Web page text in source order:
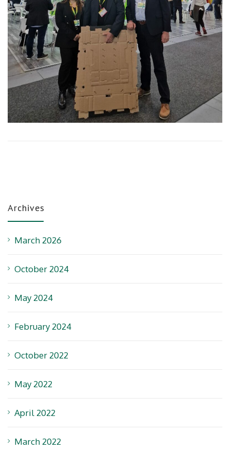
Archives
March 2026
October 2024
May 2024
February 2024
October 2022
May 2022
April 2022
March 2022